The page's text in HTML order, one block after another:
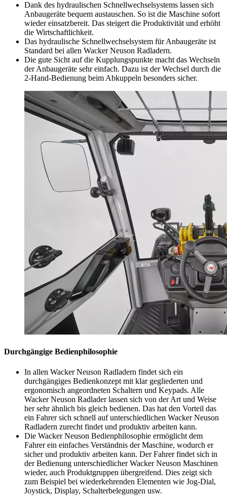
Dank des hydraulischen Schnellwechselsystems lassen sich
Anbaugeräte bequem austauschen. So ist die Maschine sofort
wieder einsatzbereit. Das steigert die Produktivität und erhöht
die Wirtschaftlichkeit.
Das hydraulische Schnellwechselsystem für Anbaugeräte ist
Standard bei allen Wacker Neuson Radladern.
Die gute Sicht auf die Kupplungspunkte macht das Wechseln
der Anbaugeräte sehr einfach. Dazu ist der Wechsel durch die
2-Hand-Bedienung beim Abkuppeln besonders sicher.
Durchgängige Bedienphilosophie
In allen Wacker Neuson Radladern findet sich ein
durchgängiges Bedienkonzept mit klar gegliederten und
ergonomisch angeordneten Schaltern und Keypads. Alle
Wacker Neuson Radlader lassen sich von der Art und Weise
her sehr ähnlich bis gleich bedienen. Das hat den Vorteil das
ein Fahrer sich schnell auf unterschiedlichen Wacker Neuson
Radladern zurecht findet und produktiv arbeiten kann.
Die Wacker Neuson Bedienphilosophie ermöglicht dem
Fahrer ein einfaches Verständnis der Maschine, wodurch er
sicher und produktiv arbeiten kann. Der Fahrer findet sich in
der Bedienung unterschiedlicher Wacker Neuson Maschinen
wieder, auch Produktgruppen übergreifend. Dies zeigt sich
zum Beispiel bei wiederkehrenden Elementen wie Jog-Dial,
Joystick, Display, Schalterbelegungen usw.